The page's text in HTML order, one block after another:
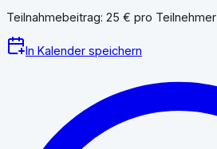
Teilnahmebeitrag: 25 € pro Teilnehmer
In Kalender speichern